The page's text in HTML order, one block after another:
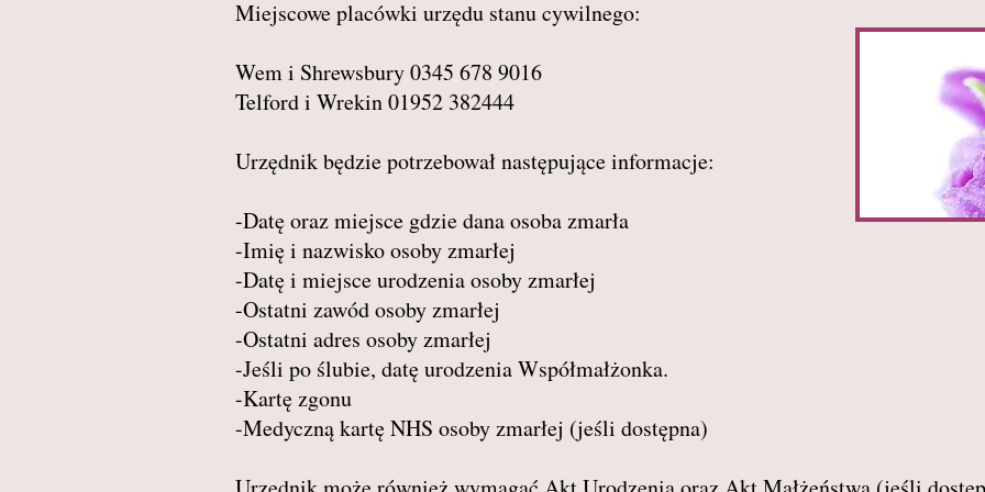
Miejscowe placówki urzędu stanu cywilnego:
Wem i Shrewsbury 0345 678 9016
Telford i Wrekin 01952 382444
Urzędnik będzie potrzebował następujące informacje:
-Datę oraz miejsce gdzie dana osoba zmarła
-Imię i nazwisko osoby zmarłej
-Datę i miejsce urodzenia osoby zmarłej
-Ostatni zawód osoby zmarłej
-Ostatni adres osoby zmarłej
-Jeśli po ślubie, datę urodzenia Współmałżonka.
-Kartę zgonu
-Medyczną kartę NHS osoby zmarłej (jeśli dostępna)